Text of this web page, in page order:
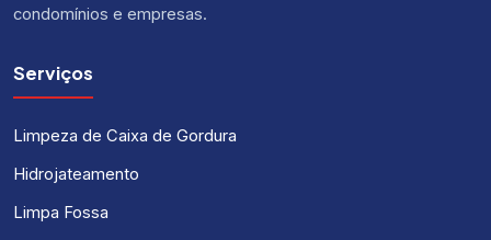
condomínios e empresas.
Serviços
Limpeza de Caixa de Gordura
Hidrojateamento
Limpa Fossa